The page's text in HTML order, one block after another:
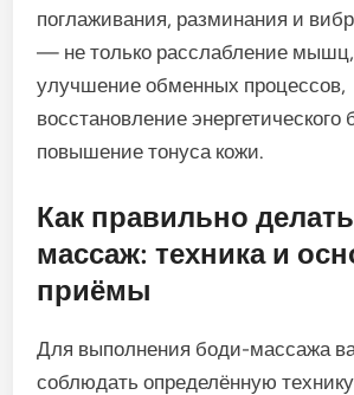
поглаживания, разминания и
— не только расслабление
улучшение обменных процессов,
восстановление энергетического
повышение тонуса кожи.
Как правильно
массаж: техника и
приёмы
Для выполнения боди-массажа
соблюдать определённую